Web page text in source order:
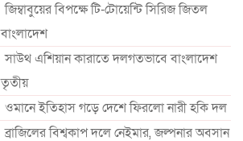
জিম্বাবুয়ের বিপক্ষে টি-টোয়েন্টি সিরিজ জিতল
বাংলাদেশ
সাউথ এশিয়ান কারাতে দলগতভাবে বাংলাদেশ
তৃতীয়
ওমানে ইতিহাস গড়ে দেশে ফিরলো নারী হকি দল
ব্রাজিলের বিশ্বকাপ দলে নেইমার, জল্পনার অবসান